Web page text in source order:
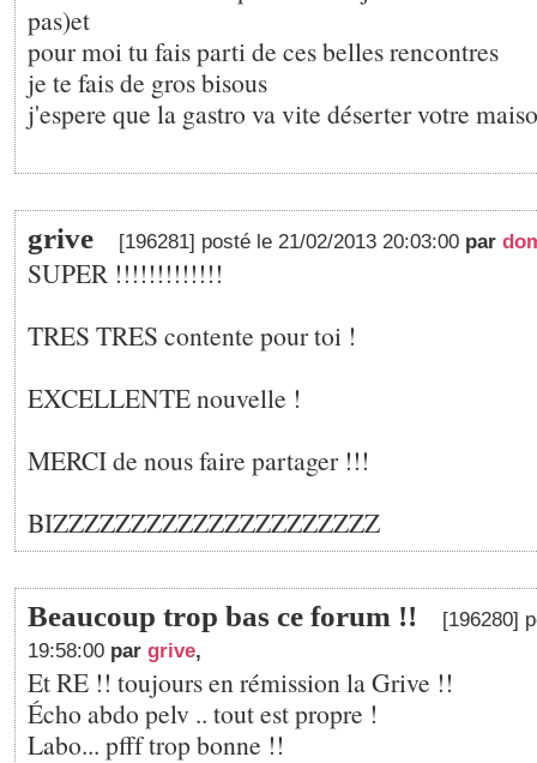
pas)et
pour moi tu fais parti de ces belles rencontres
je te fais de gros bisous
j'espere que la gastro va vite déserter votre
grive [196281] posté le 21/02/2013 20:03:00 par
SUPER !!!!!!!!!!!!!
TRES TRES contente pour toi !
EXCELLENTE nouvelle !
MERCI de nous faire partager !!!
BIZZZZZZZZZZZZZZZZZZZZZ
Beaucoup trop bas ce forum !!
[196280]
19:58:00 par grive,
Et RE !! toujours en rémission la Grive !!
Écho abdo pelv .. tout est propre !
Labo... pfff trop bonne !!